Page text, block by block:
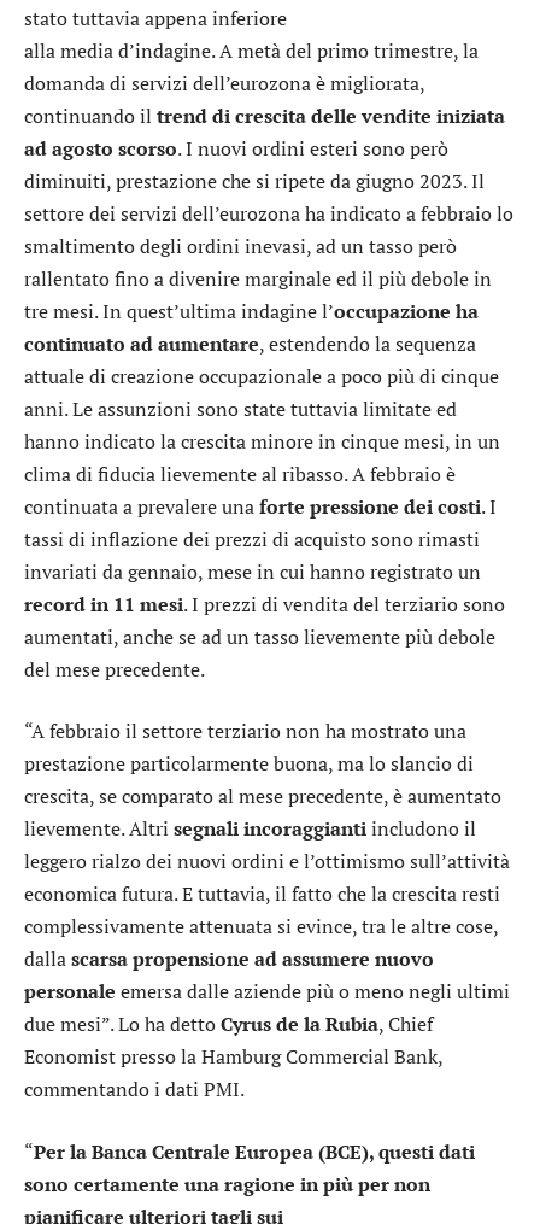
stato tuttavia appena inferiore
alla media d’indagine. A metà del primo trimestre, la
domanda di servizi dell’eurozona è migliorata,
continuando il trend di crescita delle vendite iniziata
ad agosto scorso. I nuovi ordini esteri sono però
diminuiti, prestazione che si ripete da giugno 2023. Il
settore dei servizi dell’eurozona ha indicato a febbraio lo
smaltimento degli ordini inevasi, ad un tasso però
rallentato fino a divenire marginale ed il più debole in
tre mesi. In quest’ultima indagine l’occupazione ha
continuato ad aumentare, estendendo la sequenza
attuale di creazione occupazionale a poco più di cinque
anni. Le assunzioni sono state tuttavia limitate ed
hanno indicato la crescita minore in cinque mesi, in un
clima di fiducia lievemente al ribasso. A febbraio è
continuata a prevalere unaforte pressione dei costi. I
tassi di inflazione dei prezzi di acquisto sono rimasti
invariati da gennaio, mese in cui hanno registrato un
record in 11 mesi. I prezzi di vendita del terziario sono
aumentati, anche se ad un tasso lievemente più debole
del mese precedente.
“A febbraio il settore terziario non ha mostrato una
prestazione particolarmente buona, ma lo slancio di
crescita, se comparato al mese precedente, è aumentato
lievemente. Altri segnali incoraggiantiincludono il
leggero rialzo dei nuovi ordini e l’ottimismo sull’attività
economica futura. E tuttavia, il fatto che la crescita resti
complessivamente attenuata si evince, tra le altre cose,
dallascarsa propensione ad assumere nuovo
personale emersa dalle aziende più o meno negli ultimi
due mesi”. Lo ha dettoCyrus de la Rubia, Chief
Economist presso la Hamburg Commercial Bank,
commentando i dati PMI.
“Per la Banca Centrale Europea (BCE), questi dati
sono certamente una ragione in più per non
pianificare ulteriori tagli sui